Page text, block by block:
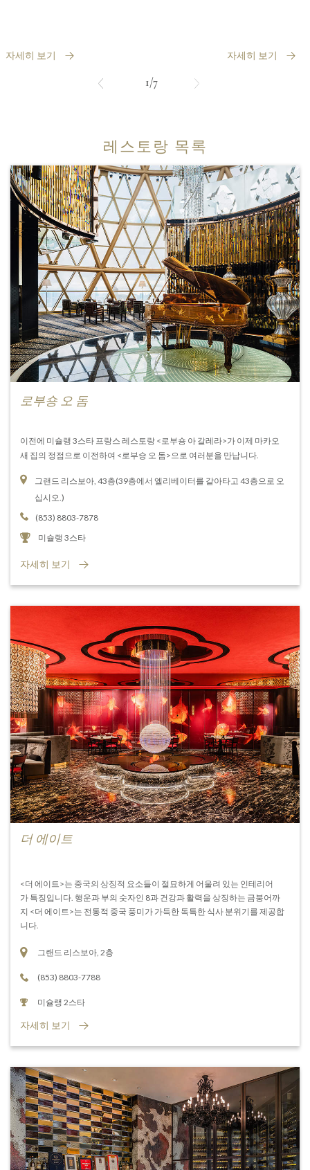
자세히 보기 자세히 보기
1/7
레스토랑 목록
로부숑 오 돔
이전에 미슐랭 3스타 프랑스 레스토랑 <로부숑 아 갈레라>가 이제 마카오
새 집의 정점으로 이전하여 <로부숑 오 돔>으로 여러분을 만납니다.
그랜드 리스보아, 43층(39층에서 엘리베이터를 갈아타고 43층으로 오
십시오.)
(853) 8803-7878
미슐랭 3스타
자세히 보기
더 에이트
<더 에이트>는 중국의 상징적 요소들이 절묘하게 어울려 있는 인테리어
가 특징입니다. 행운과 부의 숫자인 8과 건강과 활력을 상징하는 금붕어까
지 <더 에이트>는 전통적 중국 풍미가 가득한 독특한 식사 분위기를 제공합
니다.
그랜드 리스보아, 2층
(853) 8803-7788
미슐랭 2스타
자세히 보기